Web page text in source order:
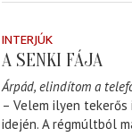
INTERJÚK
A SENKI FÁJA
Árpád, elindítom a
– Velem ilyen
idején. A régmúltból